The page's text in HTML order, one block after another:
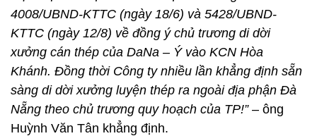
4008/UBND-KTTC (ngày 18/6) và 5428/UBND-
KTTC (ngày 12/8) về đồng ý chủ trương di dời
xưởng cán thép của DaNa – Ý vào KCN Hòa
Khánh. Đồng thời Công ty nhiều lần khẳng định sẵn
sàng di dời xưởng luyện thép ra ngoài địa phận Đà
Nẵng theo chủ trương quy hoạch của TP!”– ông
Huỳnh Văn Tân khẳng định.